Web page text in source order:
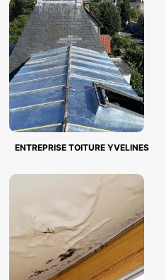
ENTREPRISE TOITURE YVELINES